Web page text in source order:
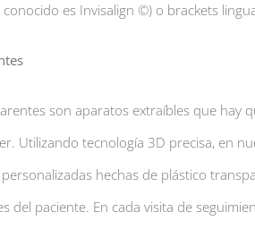
es Invisalign ©) o brackets
son aparatos extraíbles que hay
Utilizando tecnología 3D precisa, en
hechas de plástico
del paciente. En cada visita de